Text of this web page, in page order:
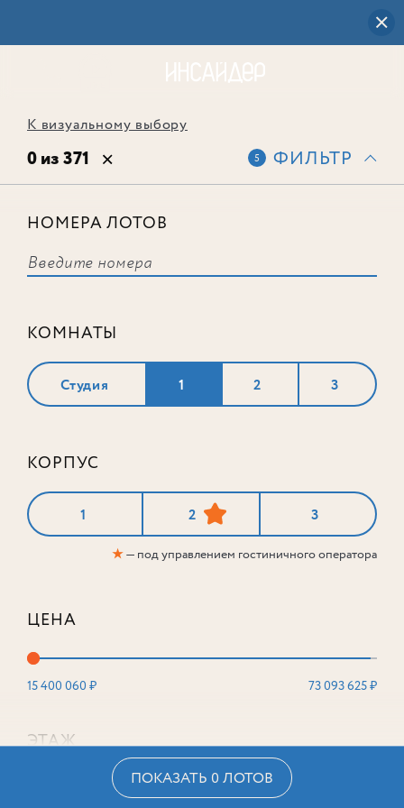
К визуальному выбору
0 из 371 5 ФИЛЬТР
НОМЕРА ЛОТОВ
КОМНАТЫ
Студия 1 2 3
КОРПУС
1 2 3
★— под управлением гостиничного оператора
ЦЕНА
15 400 060 ₽ 73 093 625 ₽
ЭТАЖ
ПОКАЗАТЬ 0 ЛОТОВ
соответствует ни одного лота